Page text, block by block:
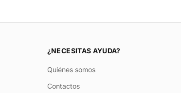
¿NECESITAS AYUDA?
Quiénes somos
Contactos